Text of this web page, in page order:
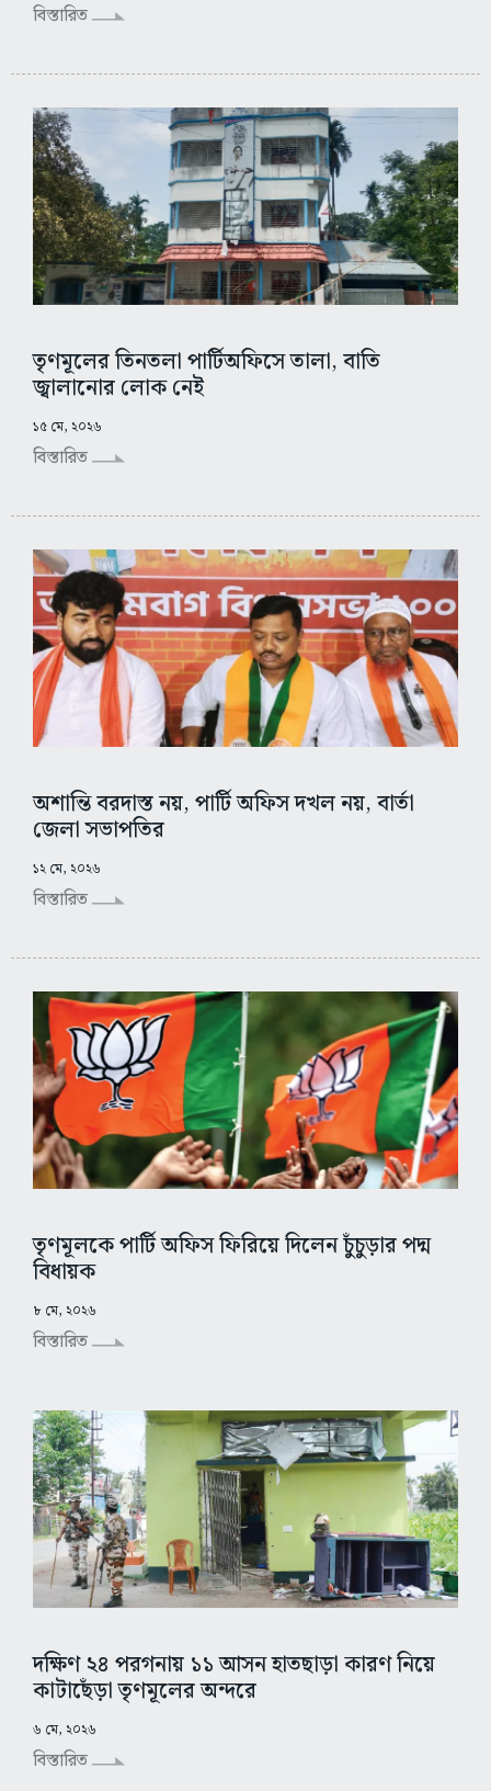
বিস্তারিত
তৃণমূলের তিনতলা পার্টিঅফিসে তালা, বাতি
জ্বালানোর লোক নেই
১৫ মে, ২০২৬
বিস্তারিত
অশান্তি বরদাস্ত নয়, পার্টি অফিস দখল নয়, বার্তা
জেলা সভাপতির
১২ মে, ২০২৬
বিস্তারিত
তৃণমূলকে পার্টি অফিস ফিরিয়ে দিলেন চুঁচুড়ার পদ্ম
বিধায়ক
৮ মে, ২০২৬
বিস্তারিত
দক্ষিণ ২৪ পরগনায় ১১ আসন হাতছাড়া কারণ নিয়ে
কাটাছেঁড়া তৃণমূলের অন্দরে
৬ মে, ২০২৬
বিস্তারিত